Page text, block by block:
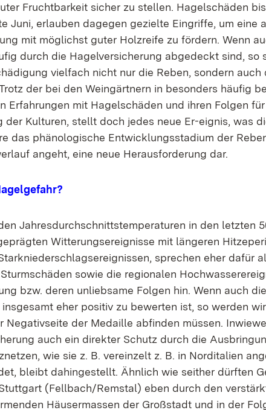
Fruchtbarkeit sicher zu stellen. Hagelschäden
Juni, erlauben dagegen gezielte Eingriffe, um eine
mit möglichst guter Holzreife zu fördern. Wenn
durch die Hagelversicherung abgedeckt sind, so
vielfach nicht nur die Reben, sondern auch
der bei den Weingärtnern in besonders häufig
Erfahrungen mit Hagelschäden und ihren Folgen
der Kulturen, stellt doch jedes neue Er-eignis, was
das phänologische Entwicklungsstadium der
angeht, eine neue Herausforderung dar.
Jahresdurchschnittstemperaturen in den letzten
Witterungsereignisse mit längeren
sprechen eher dafür
sowie die regionalen
bzw. deren unliebsame Folgen hin. Wenn auch
insgesamt eher positiv zu bewerten ist, so werden
Negativseite der Medaille abfinden müssen.
auch ein direkter Schutz durch die
wie sie z. B. vereinzelt z. B. in Norditalien
bleibt dahingestellt. Ähnlich wie seither dürften
(Fellbach/Remstal) eben durch den
Häusermassen der Großstadt und in der